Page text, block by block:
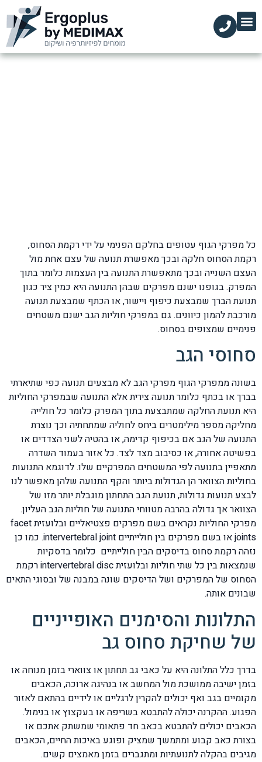
כל מפרקי הגוף עטופים בחלקם הפנימי על ידי רקמת הסחוס,
רקמת הסחוס חלקה ובכך מאפשרת תנועה של עצם אחת מול
העצם השנייה ובכך מתאפשרת התנועה בין העצמות כלומר בתוך
המפרק. בגופנו ישנם מפרקים שבהן התנועה היא כמין ציר כגון
תנועת הברך שמבצעת כיפוף ויישור, או הכתף שמבצעת תנועה
מורכבת להמון כיוונים. גם במפרקי חוליות הגב ישנם משטחים
פנימיים שמצופים בסחוס.
סחוסי הגב
בשונה ממפרקי הגוף מפרקי הגב לא מבצעים תנועה כפי שתיארתי
בברך או בכתף כלומר תנועה צירית אלא התנועה שבמפרקי החוליות
היא תנועת החלקה שמתבצעת בתוך המפרק כלומר כל חולייה
מחליקה מספר מילימטרים ביחס לחוליה שמתחתיה וכך נוצרת
התנועה של הגב אם בכיפוף קדימה, או בהטיה לשני הצדדים או
בפשיטה אחורה, או כסיבוב מצד לצד. כל אזור בעמוד השדרה
מתאפיין בתנועה לפי המשטחים המפרקיים שלו. לדוגמא התנועות
בחוליות הצוואר הן הגדולות ביותר והקף התנועה שלהן מאפשר לנו
לבצע תנועות גדולות, תנועת הגב התחתון מוגבלת יותר מזו של
הצוואר אך גדולה בהרבה מטווחי התנועה של חוליות הגב העליון.
מפרקי החוליות נקראים בשם מפרקים פצטיאליים ובלועזית facet
joints או בשם מפרקים בין חולייתיים intervertebral joint. כמו כן
נזהה רקמת סחוס בדיסקים הבין חולייתיים כלומר בדסקיות
שנמצאות בין כל שתי חוליות ובלועזית intervertebral disc רקמת
הסחוס של המפרקים ושל הדיסקים שונה במבנה של ובסוגי התאים
שבונים אותה.
התלונות והסימנים האופייניים
של שחיקת סחוס גב
בדרך כלל התלונה היא על כאבי גב תחתון או צווארי בזמן מנוחה או
בזמן ישיבה ממושכת מול המחשב או בנהיגה ארוכה, הכאבים
מקומיים בגב ואף יכולים להקרין לרגליים או לידיים בהתאם לאזור
הפגוע. ההקרנה יכולה להתבטא בשריפה או בעקצוץ או בנימול.
הכאבים יכולים להתבטא בכאב חד פתאומי שמשתק אתכם או
בצורת כאב קבוע ומתמשך שמציק ופוגע באיכות החיים, הכאבים
מגיבים בהקלה לתנועתיות ומתגברים בזמן מאמצים קשים.